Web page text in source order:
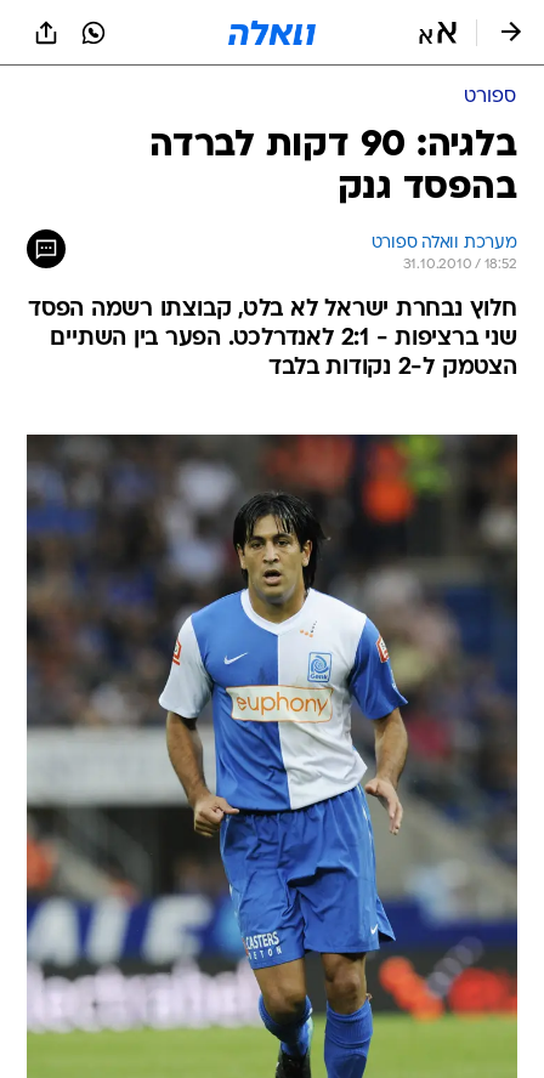
ספורט
בלגיה: 90 דקות לברדה
בהפסד גנק
מערכת וואלה ספורט
31.10.2010 / 18:52
חלוץ נבחרת ישראל לא בלט, קבוצתו רשמה הפסד
שני ברציפות - 2:1 לאנדרלכט. הפער בין השתיים
הצטמק ל-2 נקודות בלבד